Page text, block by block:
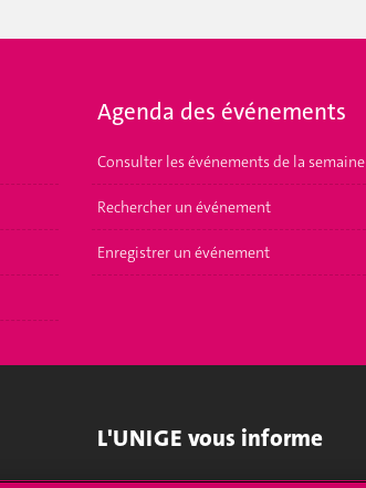
Agenda des événements
Consulter les événements de la semaine
Rechercher un événement
Enregistrer un événement
L'UNIGE vous informe